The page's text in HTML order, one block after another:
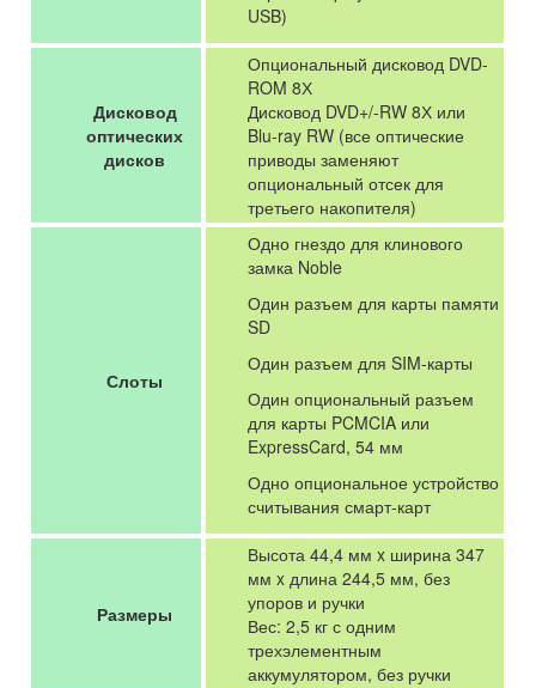
USB)
Дисковод
оптических
дисков
Опциональный дисковод DVD-
ROM 8Х
Дисковод DVD+/-RW 8Х или
Blu-ray RW (все оптические
приводы заменяют
опциональный отсек для
третьего накопителя)
Слоты
Одно гнездо для клинового
замка Noble
Один разъем для карты памяти
SD
Один разъем для SIM-карты
Один опциональный разъем
для карты PCMCIA или
ExpressCard, 54 мм
Одно опциональное устройство
считывания смарт-карт
Размеры
Высота 44,4 мм x ширина 347
мм x длина 244,5 мм, без
упоров и ручки
Вес: 2,5 кг с одним
трехэлементным
аккумулятором, без ручки